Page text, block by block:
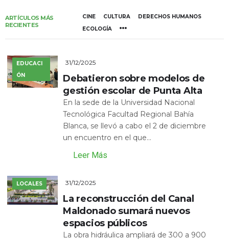
ARTÍCULOS MÁS
RECIENTES
CINE CULTURA
DERECHOS HUMANOS
ECOLOGÍA
EDUCACI
ÓN
31/12/2025
Debatieron sobre modelos de
gestión escolar de Punta Alta
En la sede de la Universidad Nacional
Tecnológica Facultad Regional Bahía
Blanca, se llevó a cabo el 2 de diciembre
un encuentro en el que...
Leer Más
LOCALES 31/12/2025
La reconstrucción del Canal
Maldonado sumará nuevos
espacios públicos
La obra hidráulica ampliará de 300 a 900